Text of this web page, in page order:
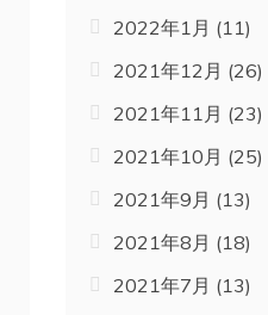
2022年1月 (11)
2021年12月 (26)
2021年11月 (23)
2021年10月 (25)
2021年9月 (13)
2021年8月 (18)
2021年7月 (13)